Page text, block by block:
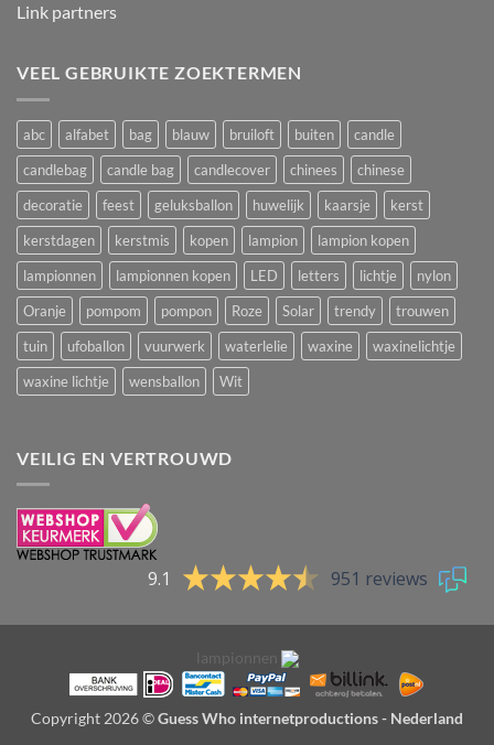
Link partners
VEEL GEBRUIKTE ZOEKTERMEN
abc alfabet bag blauw bruiloft buiten
candle
candlebag
candle bag candlecover chinees
chinese
decoratie
feest geluksballon huwelijk kaarsje
kerst
kerstdagen
kerstmis kopen lampion
lampion kopen
lampionnen
lampionnen kopen LED letters lichtje
nylon
Oranje
pompom pompon Roze Solar trendy
trouwen
tuin
ufoballon vuurwerk waterlelie waxine
waxinelichtje
waxine lichtje
wensballon Wit
VEILIG EN VERTROUWD
9.1 951 reviews
lampionnen
Copyright 2026 ©Guess Who internetproductions - Nederland